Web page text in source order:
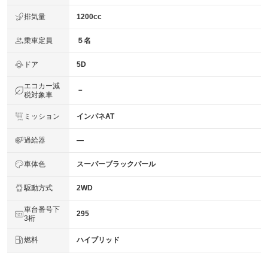
排気量 1200cc
乗車定員 ５名
ドア 5D
エコカー減
税対象車
－
ミッション インパネAT
過給器 ―
車体色 スーパーブラックパール
駆動方式 2WD
車台番号下
3桁
295
燃料 ハイブリッド